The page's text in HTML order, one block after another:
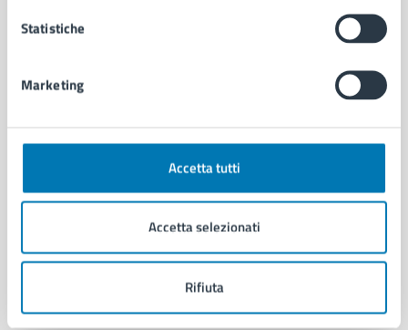
Statistiche
Marketing
Accetta tutti
Accetta selezionati
Rifiuta
Comune di Napoli
AMMINISTRAZIONE
Organi di governo
Enti e fondazioni
Personale amministrativo
Intranet, posta aziendale e protocollo